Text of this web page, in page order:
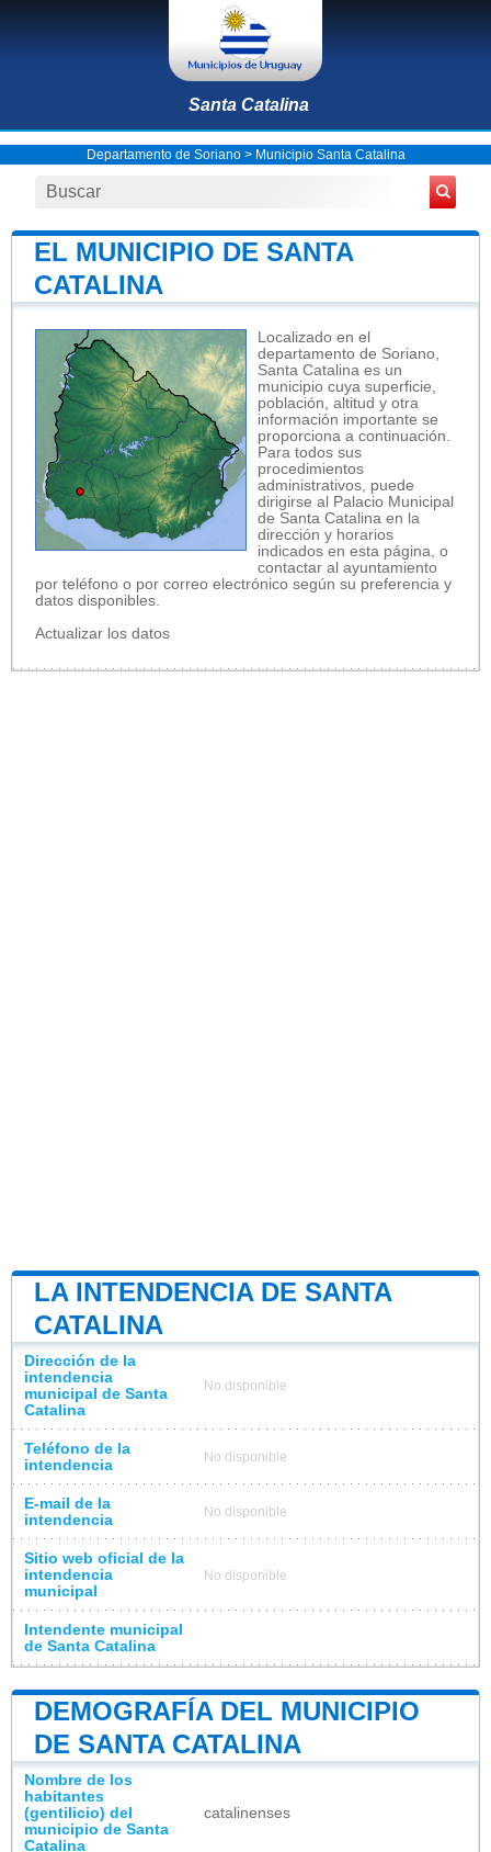
Santa Catalina
Departamento de Soriano> Municipio Santa Catalina
EL MUNICIPIO DE SANTA
CATALINA
Localizado en el
departamento de Soriano,
Santa Catalina es un
municipio cuya superficie,
población, altitud y otra
información importante se
proporciona a continuación.
Para todos sus
procedimientos
administrativos, puede
dirigirse al Palacio Municipal
de Santa Catalina en la
dirección y horarios
indicados en esta página, o
contactar al ayuntamiento
por teléfono o por correo electrónico según su preferencia y
datos disponibles.
Actualizar los datos
LA INTENDENCIA DE SANTA
CATALINA
Dirección de la
intendencia
municipal de Santa
Catalina
No disponible
Teléfono de la
intendencia
No disponible
E-mail de la
intendencia
No disponible
Sitio web oficial de la
intendencia
municipal
No disponible
Intendente municipal
de Santa Catalina
DEMOGRAFÍA DEL MUNICIPIO
DE SANTA CATALINA
Nombre de los
habitantes
(gentilicio) del
municipio de Santa
Catalina
catalinenses